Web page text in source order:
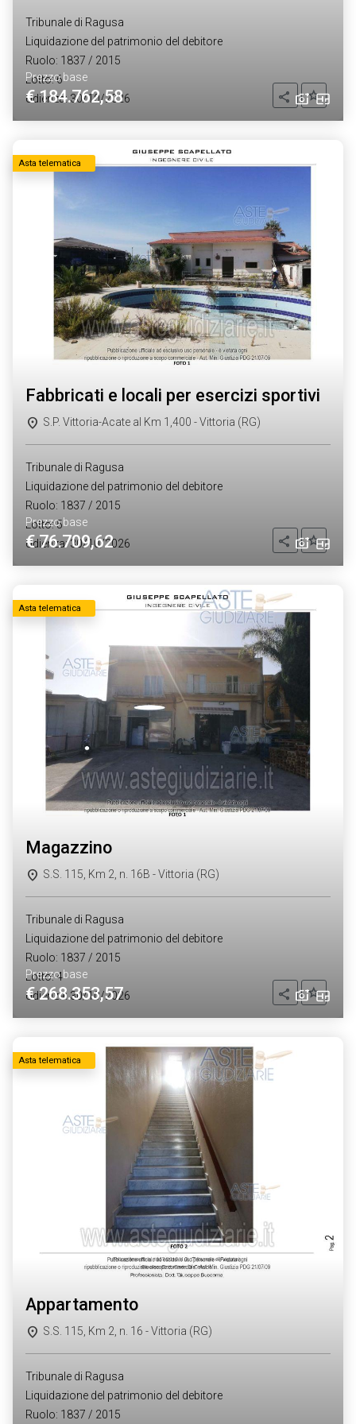
Prezzo base
€ 184.762,58
Tribunale di Ragusa
Liquidazione del patrimonio del debitore
Ruolo: 1837 / 2015
Lotto: 6
Udienza: 30/10/2026
Condividi
Asta telematica
Prezzo base
€ 76.709,62
fabbricati e locali per esercizi sportivi
S.P. Vittoria-Acate al Km 1,400 - Vittoria (RG)
Tribunale di Ragusa
Liquidazione del patrimonio del debitore
Ruolo: 1837 / 2015
Lotto: 5
Udienza: 30/10/2026
Condividi
Asta telematica
Prezzo base
€ 268.353,57
magazzino
S.S. 115, Km 2, n. 16B - Vittoria (RG)
Tribunale di Ragusa
Liquidazione del patrimonio del debitore
Ruolo: 1837 / 2015
Lotto: 4
Udienza: 30/10/2026
Condividi
Asta telematica
appartamento
S.S. 115, Km 2, n. 16 - Vittoria (RG)
Tribunale di Ragusa
Liquidazione del patrimonio del debitore
Ruolo: 1837 / 2015